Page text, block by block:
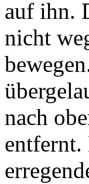
auf ihn.
nicht
nach
entfernt.